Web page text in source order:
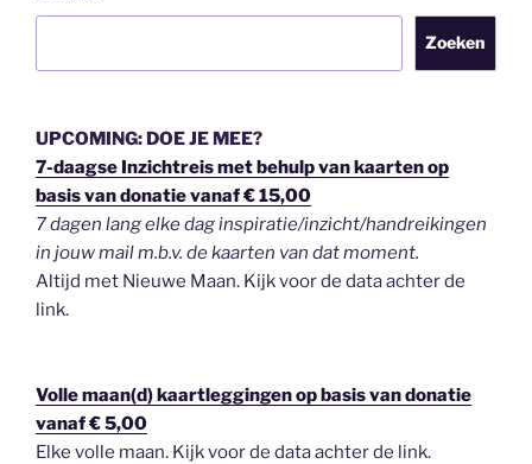
Zoeken
UPCOMING: DOE JE MEE?
7-daagse Inzichtreis met behulp van kaarten op
basis van donatie vanaf € 15,00
7 dagen lang elke dag inspiratie/inzicht/handreikingen
in jouw mail m.b.v. de kaarten van dat moment.
Altijd met Nieuwe Maan. Kijk voor de data achter de
link.
Volle maan(d) kaartleggingen op basis van donatie
vanaf € 5,00
Elke volle maan. Kijk voor de data achter de link.